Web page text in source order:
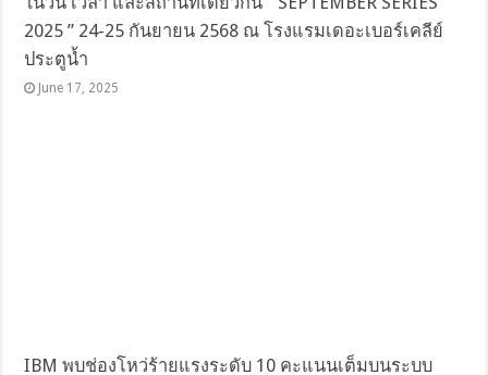
2025 ” 24-25 กันยายน 2568 ณ โรงแรมเดอะเบอร์เคลีย์
ประตูน้ำ
June 17, 2025
IBM พบช่องโหว่ร้ายแรงระดับ 10 คะแนนเต็มบนระบบ